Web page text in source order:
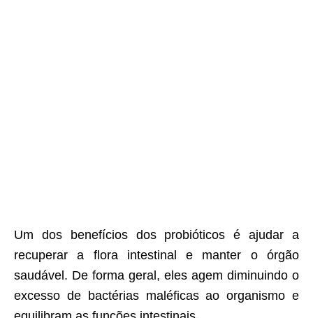
Um dos benefícios dos probióticos é ajudar a
recuperar a flora intestinal e manter o órgão
saudável. De forma geral, eles agem diminuindo o
excesso de bactérias maléficas ao organismo e